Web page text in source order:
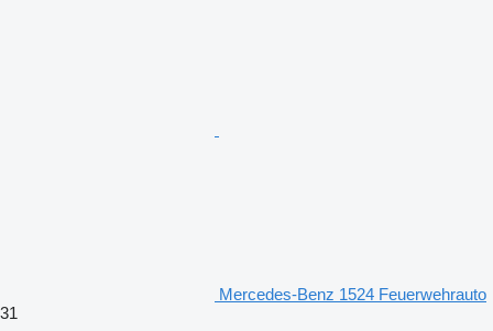
Mercedes-Benz 1524 Feuerwehrauto
31